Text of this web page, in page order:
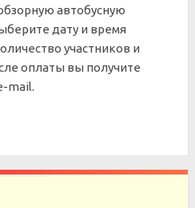
автобусную
дату и время
участников и
оплаты вы получите
mail.